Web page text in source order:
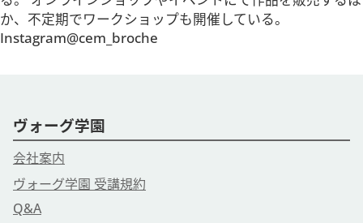
か、不定期でワークショップも開催している。
Instagram@cem_broche
ヴォーグ学園
会社案内
ヴォーグ学園 受講規約
Q&A